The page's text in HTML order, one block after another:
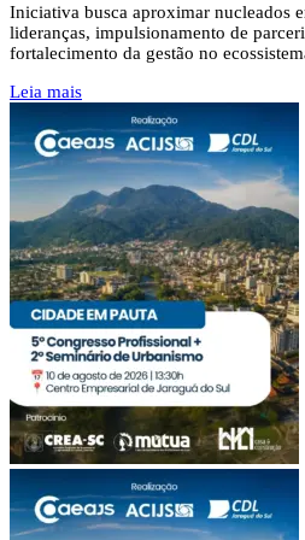
Iniciativa busca aproximar nucleados
lideranças, impulsionamento de
fortalecimento da gestão no
Leia mais